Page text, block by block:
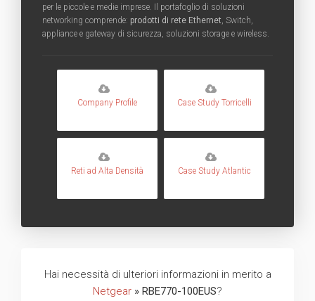
per le piccole e medie imprese. Il portafoglio di soluzioni
networking comprende: prodotti di rete Ethernet, Switch,
appliance e gateway di sicurezza, soluzioni storage e wireless.
Company Profile Case Study Torricelli
Reti ad Alta Densità Case Study Atlantic
Hai necessità di ulteriori informazioni in merito a
Netgear » RBE770-100EUS?